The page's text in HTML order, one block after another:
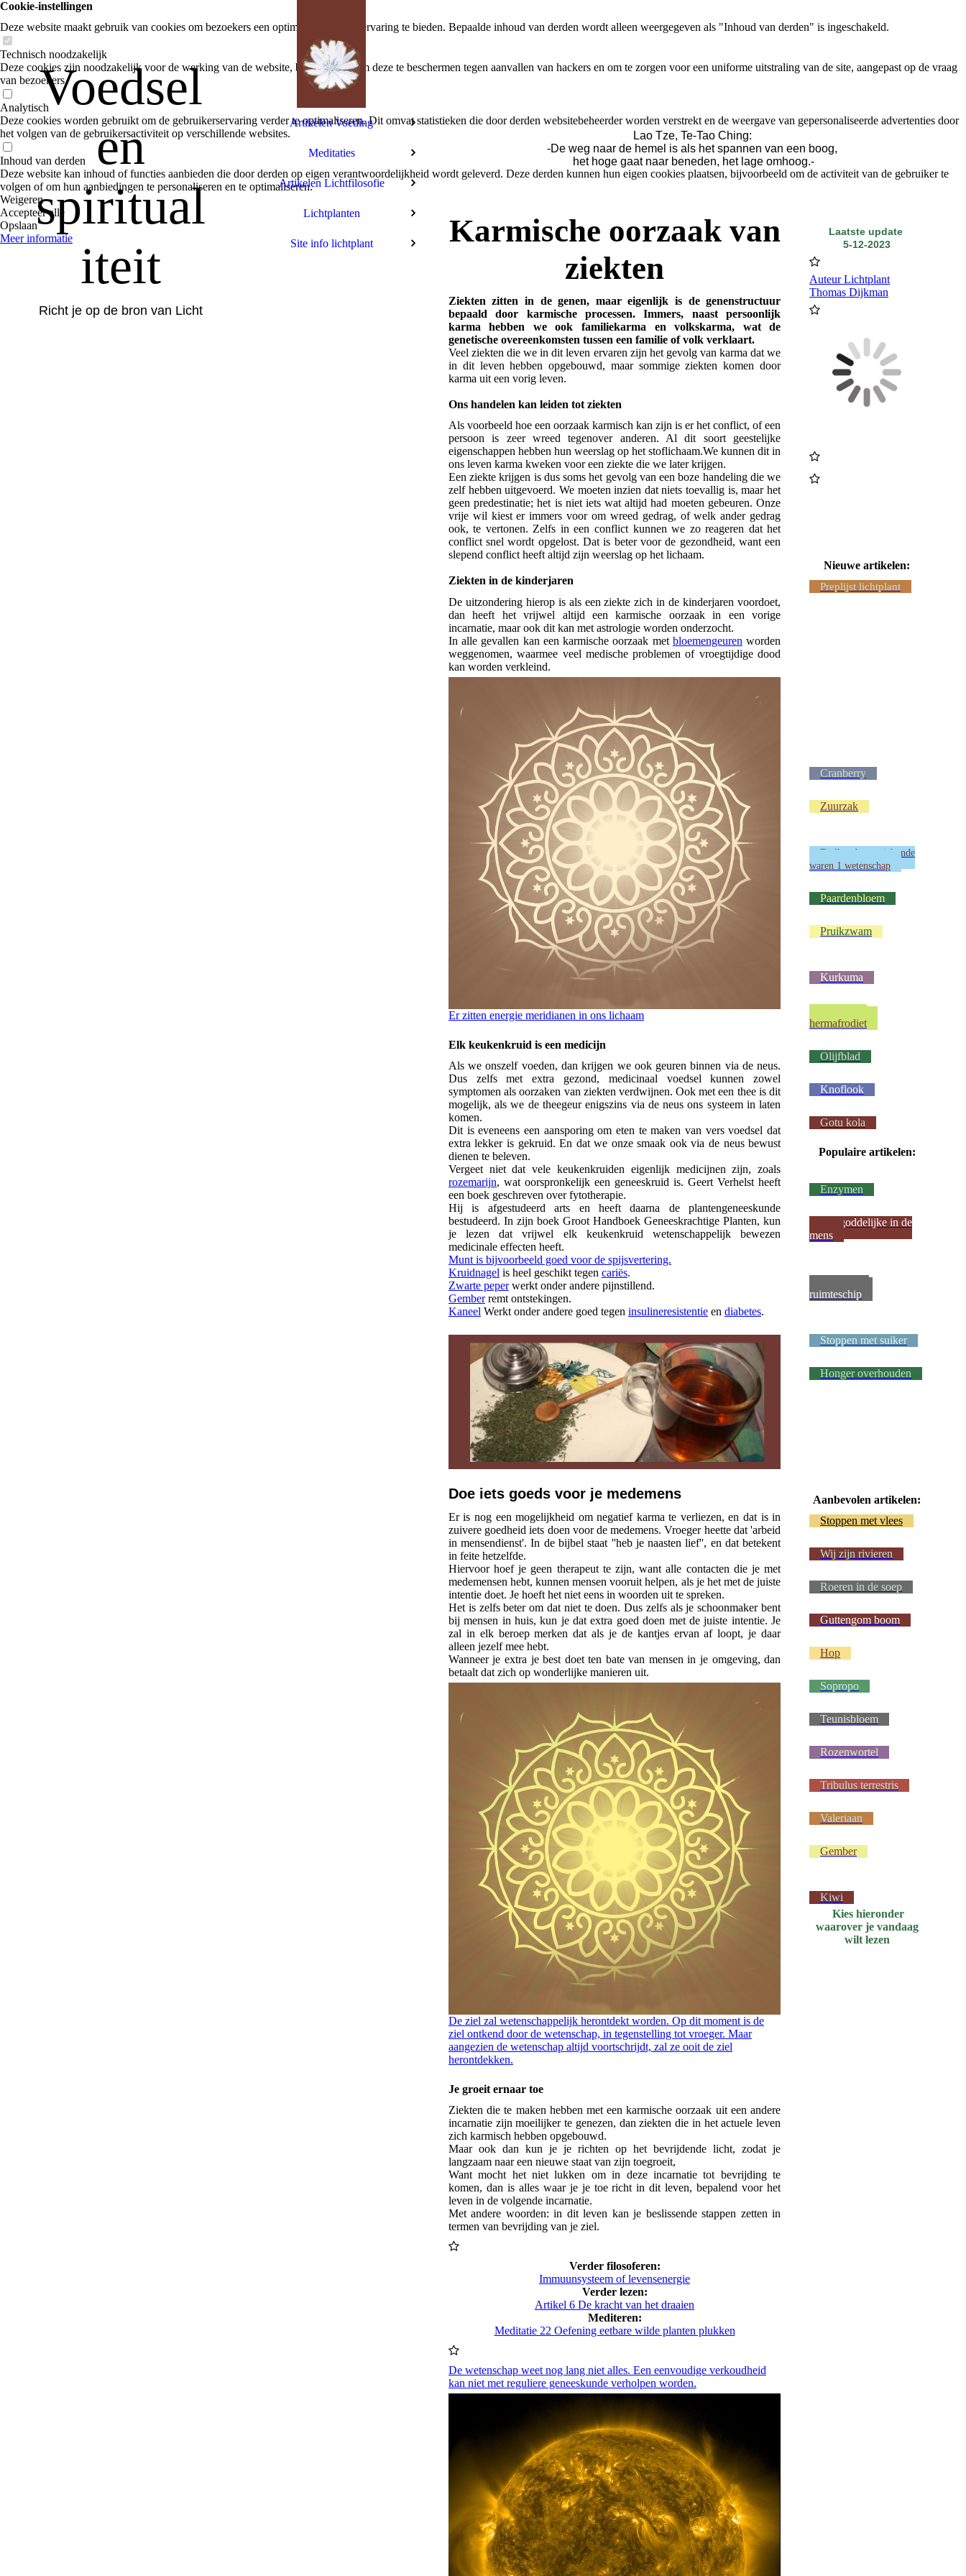
Voedsel
en
spiritual
iteit
Richt je op de bron van Licht
Artikelen Voeding
Meditaties
Artikelen Lichtfilosofie
Lichtplanten
Site info lichtplant
Lao Tze, Te-Tao Ching:
-De weg naar de hemel is als het spannen van een boog,
het hoge gaat naar beneden, het lage omhoog.-
Karmische oorzaak van
ziekten
Ziekten zitten in de genen, maar eigenlijk is de genenstructuur
bepaald door karmische processen. Immers, naast persoonlijk
karma hebben we ook familiekarma en volkskarma, wat de
genetische overeenkomsten tussen een familie of volk verklaart.
Veel ziekten die we in dit leven ervaren zijn het gevolg van karma dat we
in dit leven hebben opgebouwd, maar sommige ziekten komen door
karma uit een vorig leven.
Ons handelen kan leiden tot ziekten
Als voorbeeld hoe een oorzaak karmisch kan zijn is er het conflict, of een
persoon is zeer wreed tegenover anderen. Al dit soort geestelijke
eigenschappen hebben hun weerslag op het stoflichaam.We kunnen dit in
ons leven karma kweken voor een ziekte die we later krijgen.
Een ziekte krijgen is dus soms het gevolg van een boze handeling die we
zelf hebben uitgevoerd. We moeten inzien dat niets toevallig is, maar het
geen predestinatie; het is niet iets wat altijd had moeten gebeuren. Onze
vrije wil kiest er immers voor om wreed gedrag, of welk ander gedrag
ook, te vertonen. Zelfs in een conflict kunnen we zo reageren dat het
conflict snel wordt opgelost. Dat is beter voor de gezondheid, want een
slepend conflict heeft altijd zijn weerslag op het lichaam.
Ziekten in de kinderjaren
De uitzondering hierop is als een ziekte zich in de kinderjaren voordoet,
dan heeft het vrijwel altijd een karmische oorzaak in een vorige
incarnatie, maar ook dit kan met astrologie worden onderzocht.
In alle gevallen kan een karmische oorzaak met bloemengeuren worden
weggenomen, waarmee veel medische problemen of vroegtijdige dood
kan worden verkleind.
Er zitten energie meridianen in ons lichaam
Elk keukenkruid is een medicijn
Als we onszelf voeden, dan krijgen we ook geuren binnen via de neus.
Dus zelfs met extra gezond, medicinaal voedsel kunnen zowel
symptomen als oorzaken van ziekten verdwijnen. Ook met een thee is dit
mogelijk, als we de theegeur enigszins via de neus ons systeem in laten
komen.
Dit is eveneens een aansporing om eten te maken van vers voedsel dat
extra lekker is gekruid. En dat we onze smaak ook via de neus bewust
dienen te beleven.
Vergeet niet dat vele keukenkruiden eigenlijk medicijnen zijn, zoals
rozemarijn, wat oorspronkelijk een geneeskruid is. Geert Verhelst heeft
een boek geschreven over fytotherapie.
Hij is afgestudeerd arts en heeft daarna de plantengeneeskunde
bestudeerd. In zijn boek Groot Handboek Geneeskrachtige Planten, kun
je lezen dat vrijwel elk keukenkruid wetenschappelijk bewezen
medicinale effecten heeft.
Munt is bijvoorbeeld goed voor de spijsvertering.
Kruidnagel is heel geschikt tegen cariës.
Zwarte peperwerkt onder andere pijnstillend.
Gemberremt ontstekingen.
Kaneel Werkt onder andere goed tegen insulineresistentieen diabetes.
Doe iets goeds voor je medemens
Er is nog een mogelijkheid om negatief karma te verliezen, en dat is in
zuivere goedheid iets doen voor de medemens. Vroeger heette dat 'arbeid
in mensendienst'. In de bijbel staat ''heb je naasten lief'', en dat betekent
in feite hetzelfde.
Hiervoor hoef je geen therapeut te zijn, want alle contacten die je met
medemensen hebt, kunnen mensen vooruit helpen, als je het met de juiste
intentie doet. Je hoeft het niet eens in woorden uit te spreken.
Het is zelfs beter om dat niet te doen. Dus zelfs als je schoonmaker bent
bij mensen in huis, kun je dat extra goed doen met de juiste intentie. Je
zal in elk beroep merken dat als je de kantjes ervan af loopt, je daar
alleen jezelf mee hebt.
Wanneer je extra je best doet ten bate van mensen in je omgeving, dan
betaalt dat zich op wonderlijke manieren uit.
De ziel zal wetenschappelijk herontdekt worden. Op dit moment is de
ziel ontkend door de wetenschap, in tegenstelling tot vroeger. Maar
aangezien de wetenschap altijd voortschrijdt, zal ze ooit de ziel
herontdekken.
Je groeit ernaar toe
Ziekten die te maken hebben met een karmische oorzaak uit een andere
incarnatie zijn moeilijker te genezen, dan ziekten die in het actuele leven
zich karmisch hebben opgebouwd.
Maar ook dan kun je je richten op het bevrijdende licht, zodat je
langzaam naar een nieuwe staat van zijn toegroeit,
Want mocht het niet lukken om in deze incarnatie tot bevrijding te
komen, dan is alles waar je je toe richt in dit leven, bepalend voor het
leven in de volgende incarnatie.
Met andere woorden: in dit leven kan je beslissende stappen zetten in
termen van bevrijding van je ziel.
Verder filosoferen:
Immuunsysteem of levensenergie
Verder lezen:
Artikel 6 De kracht van het draaien
Mediteren:
Meditatie 22 Oefening eetbare wilde planten plukken
De wetenschap weet nog lang niet alles. Een eenvoudige verkoudheid
kan niet met reguliere geneeskunde verholpen worden.
Laatste update
5-12-2023
Auteur Lichtplant
Thomas Dijkman
Nieuwe artikelen:
Preplijst lichtplant
Cranberry
Zuurzak
Taalkunde en wiskunde
waren 1 wetenschap
Paardenbloem
Pruikzwam
Kurkuma
Wij waren
hermafrodiet
Olijfblad
Knoflook
Gotu kola
Populaire artikelen:
Enzymen
Het goddelijke in de
mens
Metsel een
ruimteschip
Stoppen met suiker
Honger overhouden
Aanbevolen artikelen:
Stoppen met vlees
Wij zijn rivieren
Roeren in de soep
Guttengom boom
Hop
Sopropo
Teunisbloem
Rozenwortel
Tribulus terrestris
Valeriaan
Gember
Kiwi
Kies hieronder
waarover je vandaag
wilt lezen
Cookie-instellingen
Deze website maakt gebruik van cookies om bezoekers een optimale gebruikerservaring te bieden. Bepaalde inhoud van derden wordt alleen weergegeven als "Inhoud van derden" is ingeschakeld.
Technisch noodzakelijk
Deze cookies zijn noodzakelijk voor de werking van de website, bijvoorbeeld om deze te beschermen tegen aanvallen van hackers en om te zorgen voor een uniforme uitstraling van de site, aangepast op de vraag
van bezoekers.
Analytisch
Deze cookies worden gebruikt om de gebruikerservaring verder te optimaliseren. Dit omvat statistieken die door derden websitebeheerder worden verstrekt en de weergave van gepersonaliseerde advertenties door
het volgen van de gebruikersactiviteit op verschillende websites.
Inhoud van derden
Deze website kan inhoud of functies aanbieden die door derden op eigen verantwoordelijkheid wordt geleverd. Deze derden kunnen hun eigen cookies plaatsen, bijvoorbeeld om de activiteit van de gebruiker te
volgen of om hun aanbiedingen te personaliseren en te optimaliseren.
Weigeren
Accepteer alle
Opslaan
Meer informatie